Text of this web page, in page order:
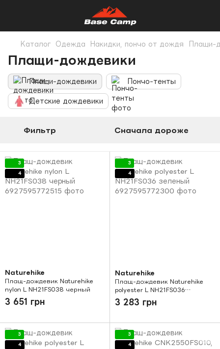
Каталог Одежда Накидки, пончо от дождя Плащи-
Плащи-дождевики
Плащи-дождевики Пончо-тенты
Детские дождевики
Фильтр Сначала дороже
3
4
Naturehike
Плащ-дождевик Naturehike
nylon L NH21FS038 черный
3 651 грн
3
4
Naturehike
Плащ-дождевик Naturehike
polyester L NH21FS036
зеленый
3 283 грн
3
4
3
4